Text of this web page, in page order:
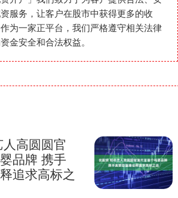
服务，让客户在股市中获得更多的收
为一家正平台，我们严格遵守相关法律
金安全和合法权益。
高圆圆官
品牌 携手
追求高标之